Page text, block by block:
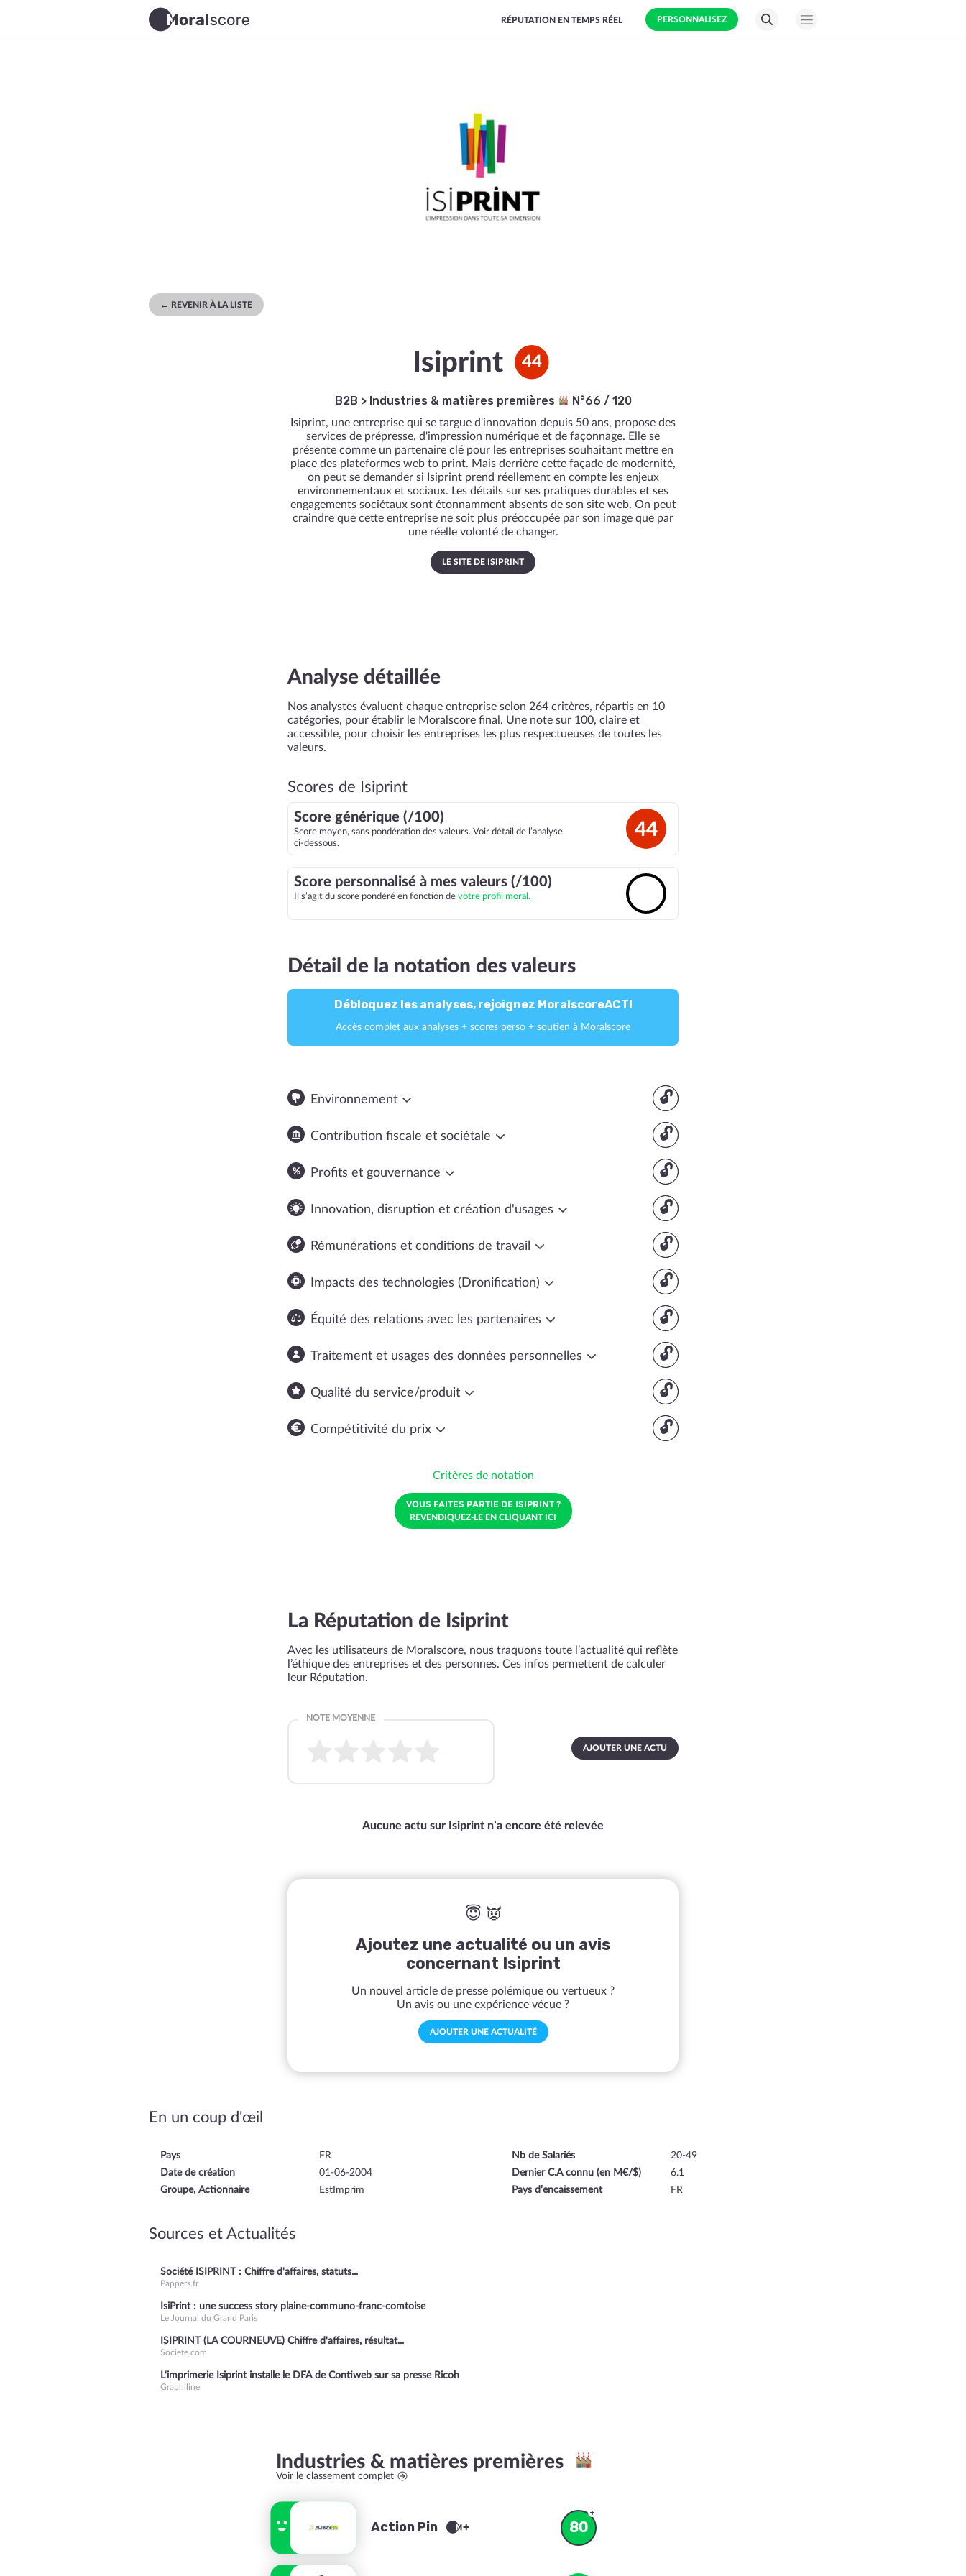
PERSONNALISEZ
RÉPUTATION EN TEMPS RÉEL
← REVENIR À LA LISTE
Isiprint 44
B2B > Industries & matières premières N°66 / 120
Isiprint, une entreprise qui se targue d'innovation depuis 50 ans, propose des
services de prépresse, d'impression numérique et de façonnage. Elle se
présente comme un partenaire clé pour les entreprises souhaitant mettre en
place des plateformes web to print. Mais derrière cette façade de modernité,
on peut se demander si Isiprint prend réellement en compte les enjeux
environnementaux et sociaux. Les détails sur ses pratiques durables et ses
engagements sociétaux sont étonnamment absents de son site web. On peut
craindre que cette entreprise ne soit plus préoccupée par son image que par
une réelle volonté de changer.
LE SITE DE ISIPRINT
Analyse détaillée
Nos analystes évaluent chaque entreprise selon 264 critères, répartis en 10
catégories, pour établir le Moralscore final. Une note sur 100, claire et
accessible, pour choisir les entreprises les plus respectueuses de toutes les
valeurs.
Scores de Isiprint
Score générique (/100)
Score moyen, sans pondération des valeurs. Voir détail de l’analyse
ci-dessous.
44
Score personnalisé à mes valeurs (/100)
Il s’agit du score pondéré en fonction de votre profil moral.
Détail de la notation des valeurs
Débloquez les analyses, rejoignez MoralscoreACT!
Accès complet aux analyses + scores perso + soutien à Moralscore
🔓
Environnement
🔓
Contribution fiscale et sociétale
🔓
Profits et gouvernance
🔓
Innovation, disruption et création d'usages
🔓
Rémunérations et conditions de travail
🔓
Impacts des technologies (Dronification)
🔓
Équité des relations avec les partenaires
🔓
Traitement et usages des données personnelles
🔓
Qualité du service/produit
🔓
Compétitivité du prix
Critères de notation
VOUS FAITES PARTIE DE ISIPRINT ?
REVENDIQUEZ-LE EN CLIQUANT ICI
La Réputation de Isiprint
Avec les utilisateurs de Moralscore, nous traquons toute l’actualité qui reflète
l’éthique des entreprises et des personnes. Ces infos permettent de calculer
leur Réputation.
AJOUTER UNE ACTU
Aucune actu sur Isiprint n’a encore été relevée
😇 👿
Ajoutez une actualité ou un avis
concernant Isiprint
Un nouvel article de presse polémique ou vertueux ?
Un avis ou une expérience vécue ?
AJOUTER UNE ACTUALITÉ
En un coup d'œil
Pays
FR
Date de création
01-06-2004
Groupe, Actionnaire
EstImprim
Nb de Salariés
20-49
Dernier C.A connu (en M€/$)
6.1
Pays d’encaissement
FR
Sources et Actualités
Société ISIPRINT : Chiffre d'affaires, statuts...
Pappers.fr
IsiPrint : une success story plaine-communo-franc-comtoise
Le Journal du Grand Paris
ISIPRINT (LA COURNEUVE) Chiffre d'affaires, résultat...
Societe.com
L'imprimerie Isiprint installe le DFA de Contiweb sur sa presse Ricoh
Graphiline
Industries & matières premières
Voir le classement complet
Action Pin 80